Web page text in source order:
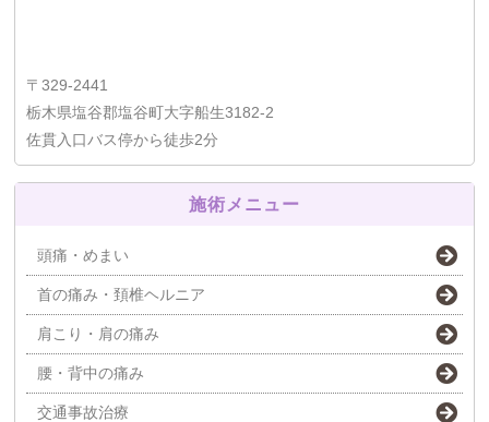
〒329-2441
栃木県塩谷郡塩谷町大字船生3182-2
佐貫入口バス停から徒歩2分
施術メニュー
頭痛・めまい
首の痛み・頚椎ヘルニア
肩こり・肩の痛み
腰・背中の痛み
交通事故治療